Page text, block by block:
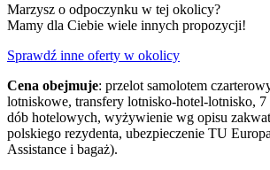
Marzysz o odpoczynku w tej okolicy?
Mamy dla Ciebie wiele innych propozycji!
Sprawdź inne oferty w okolicy
Cena obejmuje: przelot samolotem
lotniskowe, transfery lotnisko-hotel-lotnisko, 7
dób hotelowych, wyżywienie wg opisu
polskiego rezydenta, ubezpieczenie TU
Assistance i bagaż).